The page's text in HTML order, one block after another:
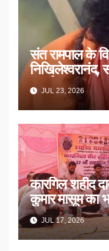
संत रामपाल के
निखिलेश्वरानंद,
उठाई मांग
JUL 23, 2026
कारगिल शहीद
कुमार मासूम का
का सम्मान
JUL 17, 2026